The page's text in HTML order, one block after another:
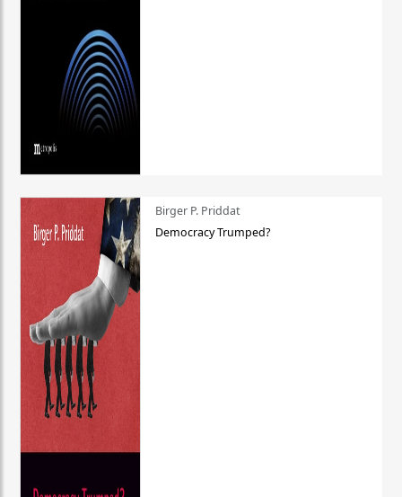
Birger P. Priddat
Democracy Trumped?